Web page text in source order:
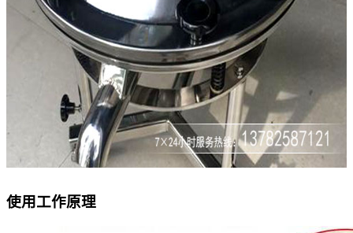
使用工作原理